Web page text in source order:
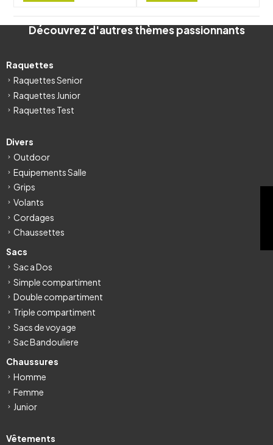
Découvrez d'autres thèmes passionnants
Raquettes
Raquettes Senior
Raquettes Junior
Raquettes Test
Divers
Outdoor
Equipements Salle
Grips
Volants
Cordages
Chaussettes
Sacs
Sac a Dos
Simple compartiment
Double compartiment
Triple compartiment
Sacs de voyage
Sac Bandouliere
Chaussures
Homme
Femme
Junior
Vêtements